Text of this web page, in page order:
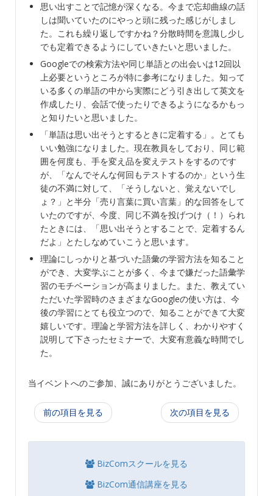
思い出すことで記憶が深くなる。今まで忘却曲線の話
しは聞いていたのにやっと頭に残った感じがしまし
た。これも繰り返しですかね？分散時間を意識し少し
でも定着できるようにしていきたいと思いました。
Googleでの検索方法や同じ単語との出会いは12回以
上必要というところが特に参考になりました。知って
いる多くの単語の中から実際にどう引き出して英文を
作成したり、会話で使ったりできるようになるかもっ
と知りたいと思いました。
「単語は思い出そうとするときに定着する」。とても
いい勉強になりました。現在教員をしており、同じ範
囲を何度も、手を変え品を変えテストをするのです
が、「なんでそんな何回もテストするのか」という生
徒の不満に対して、「そうしないと、覚えないでし
ょ？」と半分「売り言葉に買い言葉」的な回答をして
いたのですが、今度、同じ不満を投げつけ（！）られ
たときには、「思い出そうとすることで、定着するん
だよ」とたしなめていこうと思います。
理論にしっかりと基づいた語彙の学習方法を知ること
ができ、大変学ぶことが多く、今まで嫌だった語彙学
習のモチベーションが高まりました。また、教えてい
ただいた学習時のさまざまなGoogleの使い方は、今
後の学習にとても役立つので、知ることができて大変
嬉しいです。理論と学習方法を詳しく、わかりやすく
説明して下さったセミナーで、大変有意義な時間でし
た。
当イベントへのご参加、誠にありがとうございました。
次の項目を見る
前の項目を見る
BizComスクールを見る
BizCom通信講座を見る